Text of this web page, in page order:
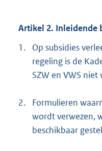
Artikel 2. Inleidende
1.
Op subsidies
regeling is de
SZW en VWS
2.
Formulieren
wordt verwezen,
beschikbaar